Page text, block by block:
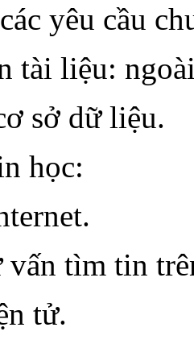
yêu cầu
tài liệu:
sở dữ liệu.
học:
tìm tin
tử.